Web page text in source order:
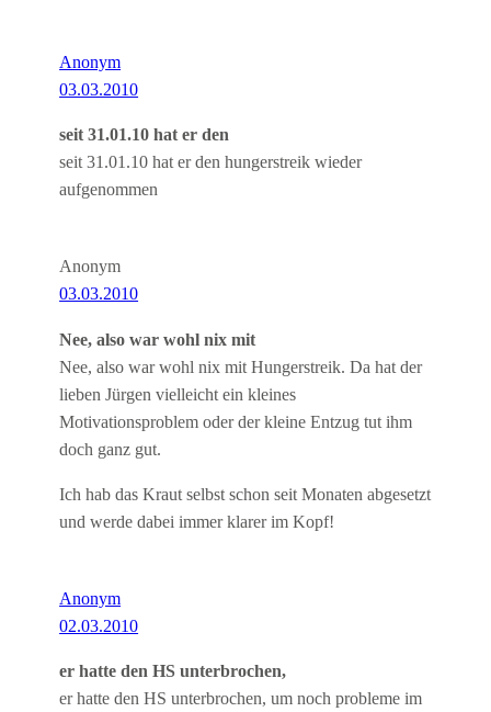
Anonym
03.03.2010
seit 31.01.10 hat er den
seit 31.01.10 hat er den hungerstreik wieder
aufgenommen
Anonym
03.03.2010
Nee, also war wohl nix mit
Nee, also war wohl nix mit Hungerstreik. Da hat der
lieben Jürgen vielleicht ein kleines
Motivationsproblem oder der kleine Entzug tut ihm
doch ganz gut.
Ich hab das Kraut selbst schon seit Monaten abgesetzt
und werde dabei immer klarer im Kopf!
Anonym
02.03.2010
er hatte den HS unterbrochen,
er hatte den HS unterbrochen, um noch probleme im